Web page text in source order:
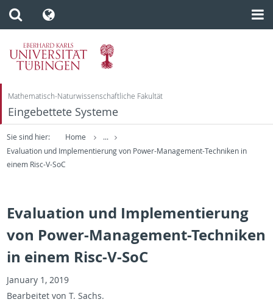
Mathematisch-Naturwissenschaftliche Fakultät
Eingebettete Systeme
Sie sind hier: Home
...
Evaluation und Implementierung von Power-Management-Techniken in
einem Risc-V-SoC
Evaluation und Implementierung
von Power-Management-Techniken
in einem Risc-V-SoC
Jan­u­ary 1, 2019
Bear­beitet von T. Sachs.